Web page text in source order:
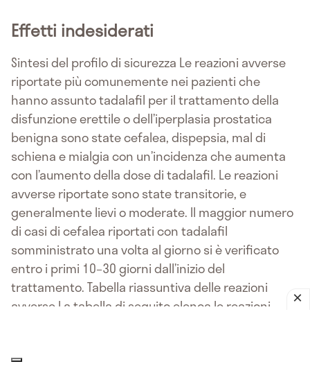
Effetti indesiderati
Sintesi del profilo di sicurezza Le reazioni avverse
riportate più comunemente nei pazienti che
hanno assunto tadalafil per il trattamento della
disfunzione erettile o dell’iperplasia prostatica
benigna sono state cefalea, dispepsia, mal di
schiena e mialgia con un’incidenza che aumenta
con l’aumento della dose di tadalafil. Le reazioni
avverse riportate sono state transitorie, e
generalmente lievi o moderate. Il maggior numero
di casi di cefalea riportati con tadalafil
somministrato una volta al giorno si è verificato
entro i primi 10–30 giorni dall’inizio del
trattamento. Tabella riassuntiva delle reazioni
avverse La tabella di seguito elenca le reazioni
(comprendenti un totale di 8022 pazienti trattati